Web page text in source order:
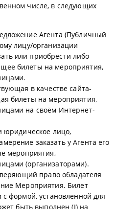
числе, в следующих
Агента (Публичный
лицу/организации
или приобрести либо
билеты на мероприятия,
в качестве сайта-
билеты на мероприятия,
на своём Интернет-
юридическое лицо,
заказать у Агента его
мероприятия,
(организаторами).
право обладателя
Мероприятия. Билет
с формой, установленной для
быть выполнен (I) на